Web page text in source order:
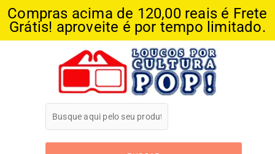
Compras acima de 120,00 reais é Frete
Grátis! aproveite é por tempo limitado.
Loucos Por
Cultura Pop